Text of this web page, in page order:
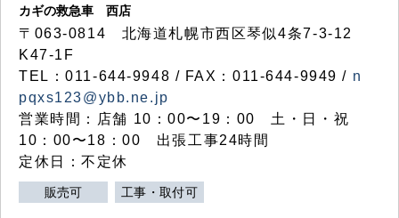
カギの救急車 西店
〒063-0814 北海道札幌市西区琴似4条7-3-12
K47-1F
TEL：011-644-9948 / FAX：011-644-9949 / n
pqxs123@ybb.ne.jp
営業時間：店舗 10：00〜19：00 土・日・祝
10：00〜18：00 出張工事24時間
定休日：不定休
販売可 工事・取付可